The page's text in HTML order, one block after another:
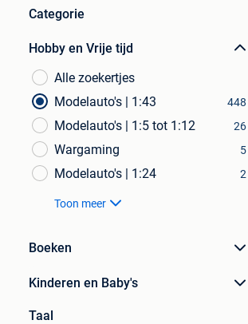
Categorie
Hobby en Vrije tijd
Alle zoekertjes
Modelauto's | 1:43
448
Modelauto's | 1:5 tot 1:12 26
Wargaming 5
Modelauto's | 1:24 2
Toon meer
Boeken
Kinderen en Baby's
Taal